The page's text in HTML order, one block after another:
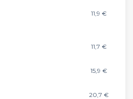
11,9 €
11,7 €
15,9 €
20,7 €